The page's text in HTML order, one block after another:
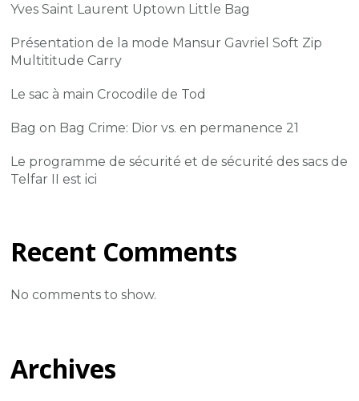
Yves Saint Laurent Uptown Little Bag
Présentation de la mode Mansur Gavriel Soft Zip
Multititude Carry
Le sac à main Crocodile de Tod
Bag on Bag Crime: Dior vs. en permanence 21
Le programme de sécurité et de sécurité des sacs de
Telfar II est ici
Recent Comments
No comments to show.
Archives